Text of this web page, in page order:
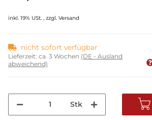
inkl. 19% USt. , zzgl. Versand
nicht sofort verfügbar
Lieferzeit: ca. 3 Wochen (DE - Ausland
abweichend)
Stk